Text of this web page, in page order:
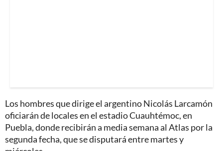
Los hombres que dirige el argentino Nicolás Larcamón
oficiarán de locales en el estadio Cuauhtémoc, en
Puebla, donde recibirán a media semana al Atlas por la
segunda fecha, que se disputará entre martes y